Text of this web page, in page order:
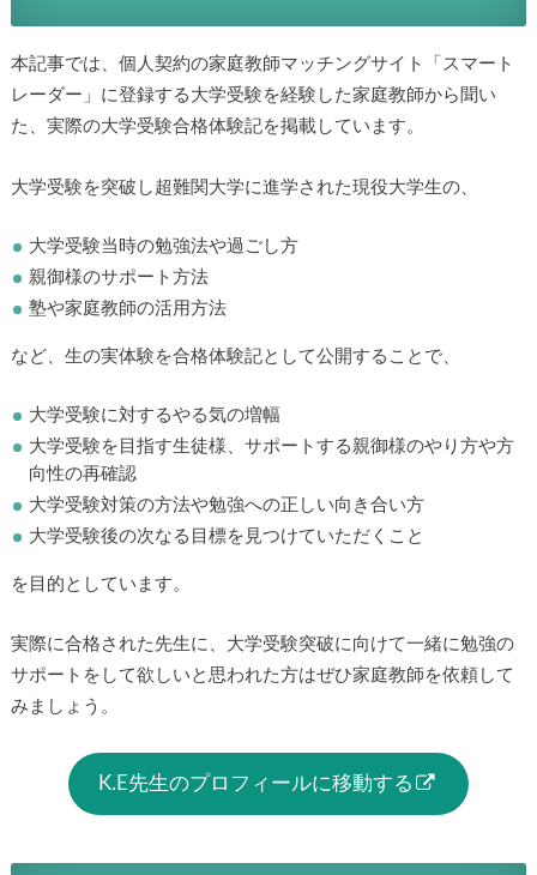
本記事では、個人契約の家庭教師マッチングサイト「スマート
レーダー」に登録する大学受験を経験した家庭教師から聞い
た、実際の大学受験合格体験記を掲載しています。
大学受験を突破し超難関大学に進学された現役大学生の、
大学受験当時の勉強法や過ごし方
親御様のサポート方法
塾や家庭教師の活用方法
など、生の実体験を合格体験記として公開することで、
大学受験に対するやる気の増幅
大学受験を目指す生徒様、サポートする親御様のやり方や方
向性の再確認
大学受験対策の方法や勉強への正しい向き合い方
大学受験後の次なる目標を見つけていただくこと
を目的としています。
実際に合格された先生に、大学受験突破に向けて一緒に勉強の
サポートをして欲しいと思われた方はぜひ家庭教師を依頼して
みましょう。
K.E先生のプロフィールに移動する